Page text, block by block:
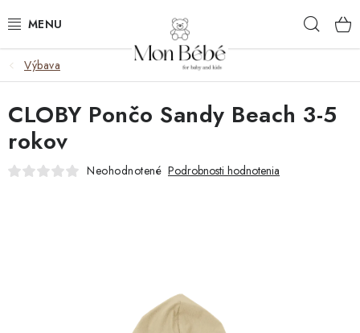
na
ZĽAVY
OBLEČENIE
VÝBAVA
Výbava
CLOBY Pončo Sandy Beach 3-5
rokov
Neohodnotené Podrobnosti hodnotenia